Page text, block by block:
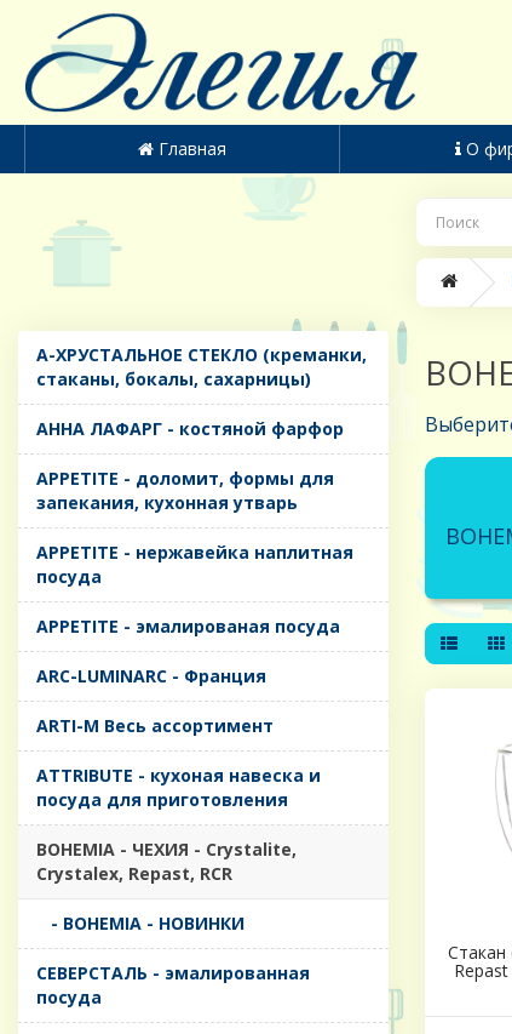
Главная О
A-ХРУСТАЛЬНОЕ СТЕКЛО (креманки,
стаканы, бокалы, сахарницы)
AHHA ЛАФАРГ - костяной фарфор
APPETITE - доломит, формы для
запекания, кухонная утварь
APPETITE - нержавейка наплитная
посуда
APPETITE - эмалированая посуда
ARC-LUMINARC - Франция
ARTI-M Весь ассортимент
ATTRIBUTE - кухоная навеска и
посуда для приготовления
BOHEMIA - ЧЕХИЯ - Crystalite,
Crystalex, Repast, RCR
- BOHEMIA - НОВИНКИ
CЕВЕРСТАЛЬ - эмалированная
посуда